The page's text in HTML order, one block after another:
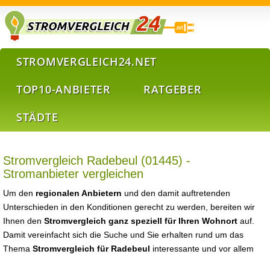
STROMVERGLEICH24.NET
TOP10-ANBIETER
RATGEBER
STÄDTE
Stromvergleich Radebeul (01445) -
Stromanbieter vergleichen
Um den regionalen Anbietern und den damit auftretenden
Unterschieden in den Konditionen gerecht zu werden, bereiten wir
Ihnen den Stromvergleich ganz speziell für Ihren Wohnort auf.
Damit vereinfacht sich die Suche und Sie erhalten rund um das
Thema Stromvergleich für Radebeul interessante und vor allem